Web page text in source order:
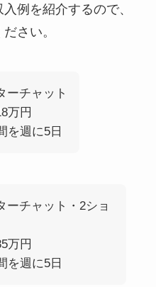
例を紹介するので、
さい。
ーチャット
万円
を週に5日
ーチャット・2ショ
万円
を週に5日